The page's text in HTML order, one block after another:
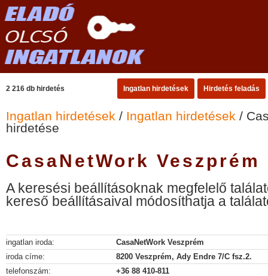
2 216 db hirdetés Ingatlan hirdetések Hirdetés feladás
Ingatlan hirdetések / Ingatlan hirdetések /
hirdetése
CasaNetWork
A keresési beállításoknak megfelelő
kereső beállításaival módosíthatja a
ingatlan iroda:
CasaNetWork Veszprém
iroda címe:
8200 Veszprém, Ady Endre 7/C fsz.2.
telefonszám:
+36 88 410-811